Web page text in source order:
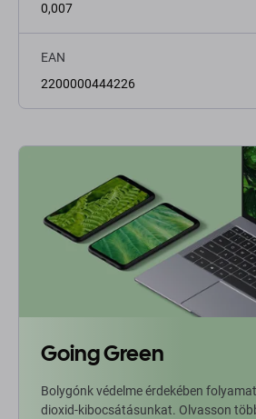
0,007
EAN
2200000444226
Going Green
Bolygónk védelme érdekében
dioxid-kibocsátásunkat. Olvasson